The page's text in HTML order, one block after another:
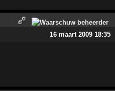
16 maart 2009 18:35